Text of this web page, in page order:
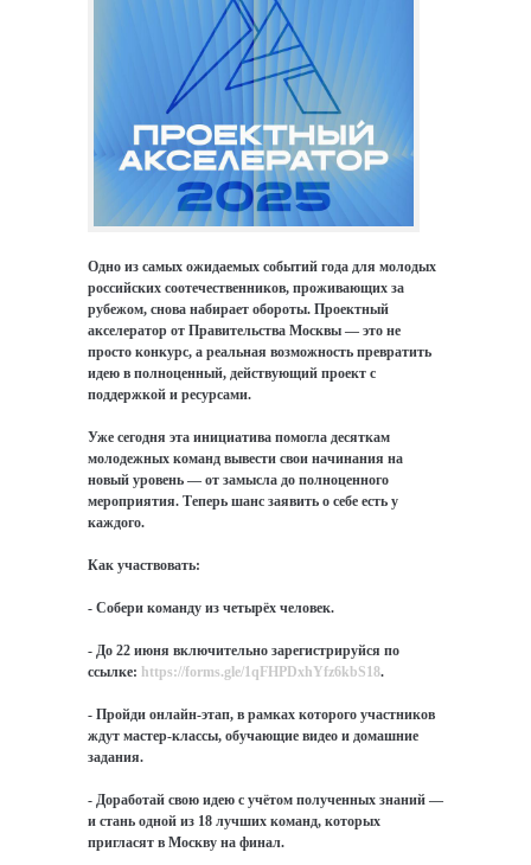
Одно из самых ожидаемых событий года для молодых
российских соотечественников, проживающих за
рубежом, снова набирает обороты. Проектный
акселератор от Правительства Москвы — это не
просто конкурс, а реальная возможность превратить
идею в полноценный, действующий проект с
поддержкой и ресурсами.
Уже сегодня эта инициатива помогла десяткам
молодежных команд вывести свои начинания на
новый уровень — от замысла до полноценного
мероприятия. Теперь шанс заявить о себе есть у
каждого.
Как участвовать:
- Собери команду из четырёх человек.
- До 22 июня включительно зарегистрируйся по
ссылке: https://forms.gle/1qFHPDxhYfz6kbS18.
- Пройди онлайн-этап, в рамках которого участников
ждут мастер-классы, обучающие видео и домашние
задания.
- Доработай свою идею с учётом полученных знаний —
и стань одной из 18 лучших команд, которых
пригласят в Москву на финал.